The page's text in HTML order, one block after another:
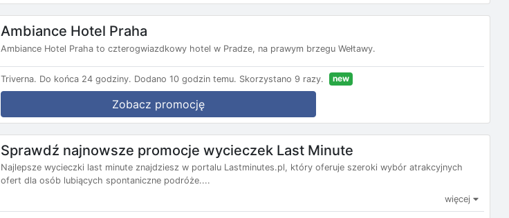
Ambiance Hotel Praha
Ambiance Hotel Praha to czterogwiazdkowy hotel w Pradze, na prawym brzegu Wełtawy.
Triverna. Do końca 24 godziny. Dodano 10 godzin temu. Skorzystano 9 razy. new
Zobacz promocję
Sprawdź najnowsze promocje wycieczek Last Minute
Najlepsze wycieczki last minute znajdziesz w portalu Lastminutes.pl, który oferuje szeroki wybór atrakcyjnych
ofert dla osób lubiących spontaniczne podróże....
więcej